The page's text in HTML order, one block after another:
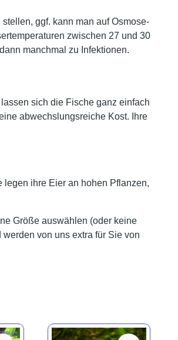
ggf. kann man auf Osmose-
zwischen 27 und 30
manchmal zu Infektionen.
sich die Fische ganz einfach
abwechslungsreiche Kost. Ihre
ihre Eier an hohen Pflanzen,
Größe auswählen (oder keine
von uns extra für Sie von